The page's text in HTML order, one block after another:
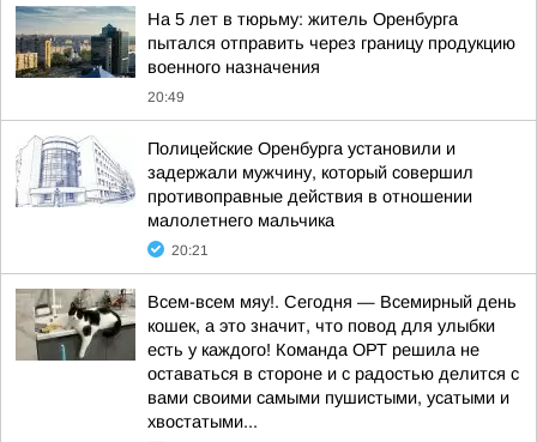
На 5 лет в тюрьму: житель Оренбурга
пытался отправить через границу продукцию
военного назначения
20:49
Полицейские Оренбурга установили и
задержали мужчину, который совершил
противоправные действия в отношении
малолетнего мальчика
20:21
Всем-всем мяу!. Сегодня — Всемирный день
кошек, а это значит, что повод для улыбки
есть у каждого! Команда ОРТ решила не
оставаться в стороне и с радостью делится с
вами своими самыми пушистыми, усатыми и
хвостатыми...